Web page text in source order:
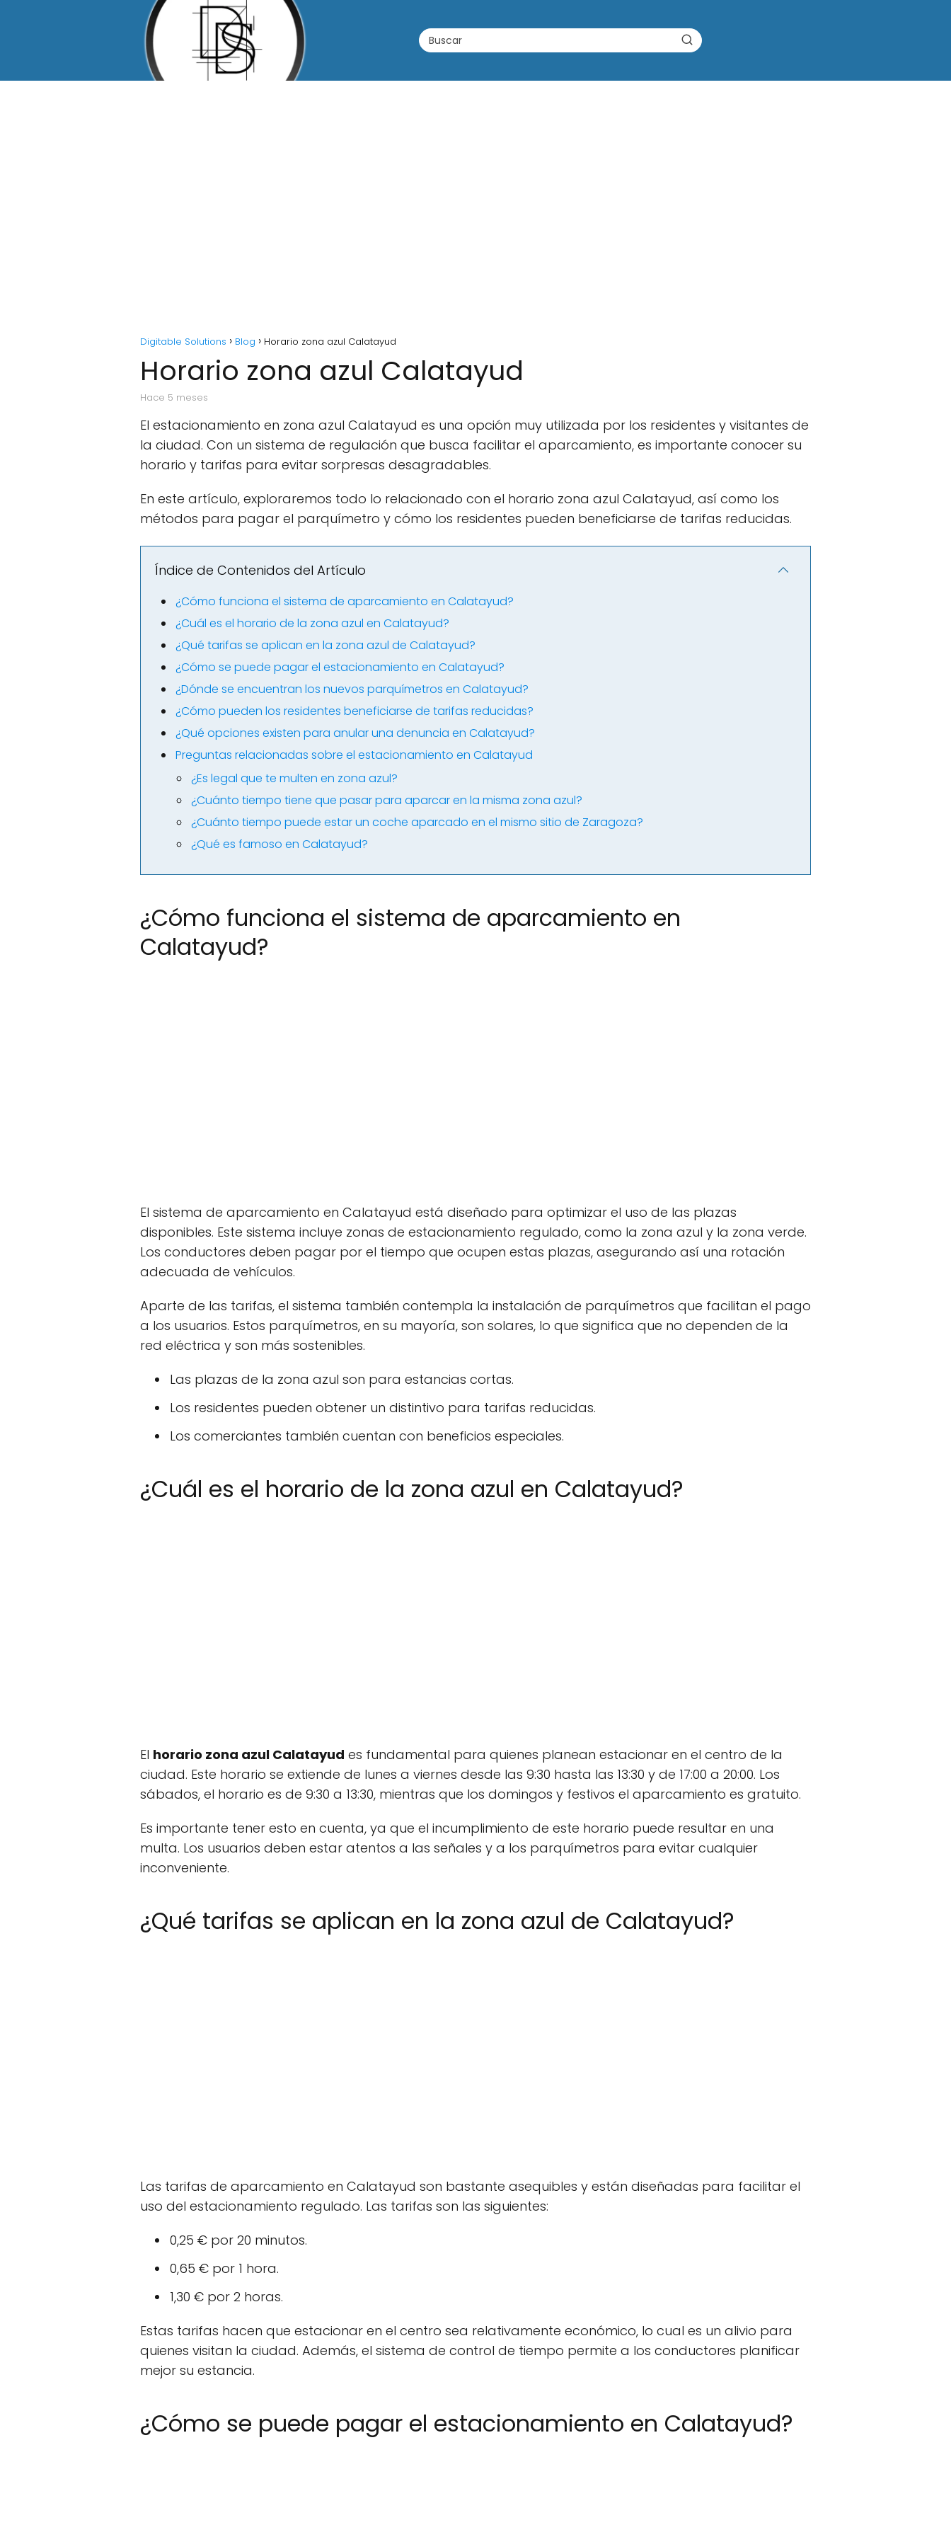
Digitable Solutions Blog Horario zona azul Calatayud
Horario zona azul Calatayud
hace 5 meses
El estacionamiento en zona azul Calatayud es una opción muy utilizada por los residentes y visitantes de
la ciudad. Con un sistema de regulación que busca facilitar el aparcamiento, es importante conocer su
horario y tarifas para evitar sorpresas desagradables.
En este artículo, exploraremos todo lo relacionado con el horario zona azul Calatayud, así como los
métodos para pagar el parquímetro y cómo los residentes pueden beneficiarse de tarifas reducidas.
Índice de Contenidos del Artículo
¿Cómo funciona el sistema de aparcamiento en Calatayud?
¿Cuál es el horario de la zona azul en Calatayud?
¿Qué tarifas se aplican en la zona azul de Calatayud?
¿Cómo se puede pagar el estacionamiento en Calatayud?
¿Dónde se encuentran los nuevos parquímetros en Calatayud?
¿Cómo pueden los residentes beneficiarse de tarifas reducidas?
¿Qué opciones existen para anular una denuncia en Calatayud?
Preguntas relacionadas sobre el estacionamiento en Calatayud
¿Es legal que te multen en zona azul?
¿Cuánto tiempo tiene que pasar para aparcar en la misma zona azul?
¿Cuánto tiempo puede estar un coche aparcado en el mismo sitio de Zaragoza?
¿Qué es famoso en Calatayud?
¿Cómo funciona el sistema de aparcamiento en
Calatayud?
El sistema de aparcamiento en Calatayud está diseñado para optimizar el uso de las plazas
disponibles. Este sistema incluye zonas de estacionamiento regulado, como la zona azul y la zona verde.
Los conductores deben pagar por el tiempo que ocupen estas plazas, asegurando así una rotación
adecuada de vehículos.
Aparte de las tarifas, el sistema también contempla la instalación de parquímetros que facilitan el pago
a los usuarios. Estos parquímetros, en su mayoría, son solares, lo que significa que no dependen de la
red eléctrica y son más sostenibles.
Las plazas de la zona azul son para estancias cortas.
Los residentes pueden obtener un distintivo para tarifas reducidas.
Los comerciantes también cuentan con beneficios especiales.
¿Cuál es el horario de la zona azul en Calatayud?
El horario zona azul Calatayud es fundamental para quienes planean estacionar en el centro de la
ciudad. Este horario se extiende de lunes a viernes desde las 9:30 hasta las 13:30 y de 17:00 a 20:00. Los
sábados, el horario es de 9:30 a 13:30, mientras que los domingos y festivos el aparcamiento es gratuito.
Es importante tener esto en cuenta, ya que el incumplimiento de este horario puede resultar en una
multa. Los usuarios deben estar atentos a las señales y a los parquímetros para evitar cualquier
inconveniente.
¿Qué tarifas se aplican en la zona azul de Calatayud?
Las tarifas de aparcamiento en Calatayud son bastante asequibles y están diseñadas para facilitar el
uso del estacionamiento regulado. Las tarifas son las siguientes:
0,25 € por 20 minutos.
0,65 € por 1 hora.
1,30 € por 2 horas.
Estas tarifas hacen que estacionar en el centro sea relativamente económico, lo cual es un alivio para
quienes visitan la ciudad. Además, el sistema de control de tiempo permite a los conductores planificar
mejor su estancia.
¿Cómo se puede pagar el estacionamiento en Calatayud?